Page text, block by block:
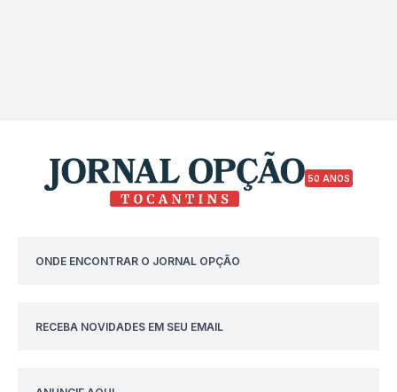
50 ANOS
ONDE ENCONTRAR O JORNAL OPÇÃO
RECEBA NOVIDADES EM SEU EMAIL